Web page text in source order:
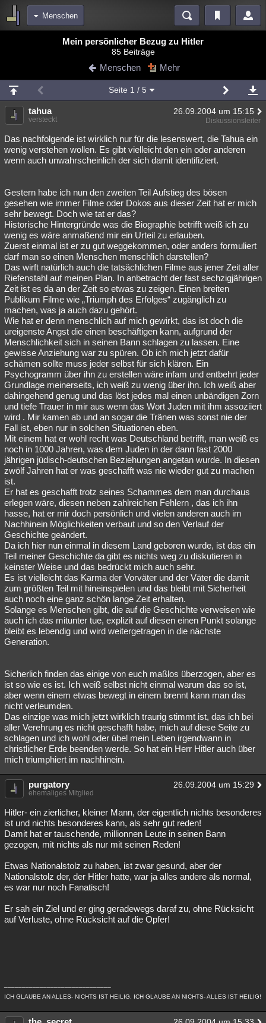
Menschen
Blogs
Chat Wiki Neuigkeiten
meine Rubriken
Menschen Mystery Kriminalfälle
Spiritualität Verschwörungen Technologie Ufologie
Natur Umfragen Unterhaltung
Philosophie Träume Orte Esoterik Literatur
Astronomie Helpdesk Gruppen Gaming Filme
Musik Clash Verbesserungen Allmystery English
Übersichten
Besucht Teilgenommen Alle Neue Geschlossen
Lesenswert Schlüsselwörter
Mein persönlicher Bezug zu Hitler
85 Beiträge
Menschen Mehr
Seite 1 / 5
tahua 26.09.2004 um 15:15
versteckt Diskussionsleiter
Das nachfolgende ist wirklich nur für die lesenswert, die Tahua ein
wenig verstehen wollen. Es gibt vielleicht den ein oder anderen
wenn auch unwahrscheinlich der sich damit identifiziert.
Gestern habe ich nun den zweiten Teil Aufstieg des bösen
gesehen wie immer Filme oder Dokos aus dieser Zeit hat er mich
sehr bewegt. Doch wie tat er das?
Historische Hintergründe was die Biographie betrifft weiß ich zu
wenig es wäre anmaßend mir ein Urteil zu erlauben.
Zuerst einmal ist er zu gut weggekommen, oder anders formuliert
darf man so einen Menschen menschlich darstellen?
Das wirft natürlich auch die tatsächlichen Filme aus jener Zeit aller
Riefenstahl auf meinen Plan. In anbetracht der fast sechzigjährigen
Zeit ist es da an der Zeit so etwas zu zeigen. Einen breiten
Publikum Filme wie „Triumph des Erfolges“ zugänglich zu
machen, was ja auch dazu gehört.
Wie hat er denn menschlich auf mich gewirkt, das ist doch die
ureigenste Angst die einen beschäftigen kann, aufgrund der
Menschlichkeit sich in seinen Bann schlagen zu lassen. Eine
gewisse Anziehung war zu spüren. Ob ich mich jetzt dafür
schämen sollte muss jeder selbst für sich klären. Ein
Psychogramm über ihn zu erstellen wäre infam und entbehrt jeder
Grundlage meinerseits, ich weiß zu wenig über ihn. Ich weiß aber
dahingehend genug und das löst jedes mal einen unbändigen Zorn
und tiefe Trauer in mir aus wenn das Wort Juden mit ihm assoziiert
wird . Mir kamen ab und an sogar die Tränen was sonst nie der
Fall ist, eben nur in solchen Situationen eben.
Mit einem hat er wohl recht was Deutschland betrifft, man weiß es
noch in 1000 Jahren, was dem Juden in der dann fast 2000
jährigen jüdisch-deutschen Beziehungen angetan wurde. In diesen
zwölf Jahren hat er was geschafft was nie wieder gut zu machen
ist.
Er hat es geschafft trotz seines Schammes dem man durchaus
erlegen wäre, diesen neben zahlreichen Fehlern , das ich ihn
hasse, hat er mir doch persönlich und vielen anderen auch im
Nachhinein Möglichkeiten verbaut und so den Verlauf der
Geschichte geändert.
Da ich hier nun einmal in diesem Land geboren wurde, ist das ein
Teil meiner Geschichte da gibt es nichts weg zu diskutieren in
keinster Weise und das bedrückt mich auch sehr.
Es ist vielleicht das Karma der Vorväter und der Väter die damit
zum größten Teil mit hineinspielen und das bleibt mit Sicherheit
auch noch eine ganz schön lange Zeit erhalten.
Solange es Menschen gibt, die auf die Geschichte verweisen wie
auch ich das mitunter tue, explizit auf diesen einen Punkt solange
bleibt es lebendig und wird weitergetragen in die nächste
Generation.
Sicherlich finden das einige von euch maßlos überzogen, aber es
ist so wie es ist. Ich weiß selbst nicht einmal warum das so ist,
aber wenn einem etwas bewegt in einem brennt kann man das
nicht verleumden.
Das einzige was mich jetzt wirklich traurig stimmt ist, das ich bei
aller Verehrung es nicht geschafft habe, mich auf diese Seite zu
schlagen und ich wohl oder übel mein Leben irgendwann in
christlicher Erde beenden werde. So hat ein Herr Hitler auch über
mich triumphiert im nachhinein.
purgatory 26.09.2004 um 15:29
ehemaliges Mitglied
Hitler- ein zierlicher, kleiner Mann, der eigentlich nichts besonderes
ist und nichts besonderes kann, als sehr gut reden!
Damit hat er tauschende, millionnen Leute in seinen Bann
gezogen, mit nichts als nur mit seinen Reden!
Etwas Nationalstolz zu haben, ist zwar gesund, aber der
Nationalstolz der, der Hitler hatte, war ja alles andere als normal,
es war nur noch Fanatisch!
Er sah ein Ziel und er ging geradewegs daraf zu, ohne Rücksicht
auf Verluste, ohne Rücksicht auf die Opfer!
ICH GLAUBE AN ALLES- NICHTS IST HEILIG, ICH GLAUBE AN NICHTS- ALLES IST HEILIG!